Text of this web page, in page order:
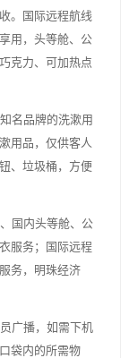
。国际远程航线
用，头等舱、公
克力、可加热点
名品牌的洗漱用
用品，仅供客人
、垃圾桶，方便
国内头等舱、公
服务；国际远程
务，明珠经济
广播，如需下机
袋内的所需物